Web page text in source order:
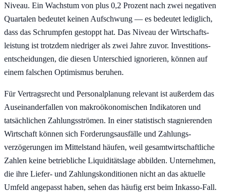
Niveau. Ein Wachstum von plus 0,2 Prozent nach zwei negativen
Quartalen bedeutet keinen Aufschwung — es bedeutet lediglich,
dass das Schrumpfen gestoppt hat. Das Niveau der Wirtschafts­
leistung ist trotzdem niedriger als zwei Jahre zuvor. Investitions­
entscheidungen, die diesen Unterschied ignorieren, können auf
einem falschen Optimismus beruhen.
Für Vertrags­recht und Personalplanung relevant ist außerdem das
Auseinander­fallen von makroökonomischen Indikatoren und
tatsächlichen Zahlungs­strömen. In einer statistisch stagnierenden
Wirtschaft können sich Forderungs­ausfälle und Zahlungs­
verzögerungen im Mittelstand häufen, weil gesamt­wirtschaftliche
Zahlen keine betriebliche Liquiditäts­lage abbilden. Unternehmen,
die ihre Liefer- und Zahlungs­konditionen nicht an das aktuelle
Umfeld angepasst haben, sehen das häufig erst beim Inkasso-Fall.